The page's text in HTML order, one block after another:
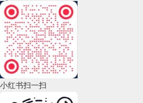
2022年12月(45)
2022年11月(69)
2022年10月(51)
2022年9月(135)
2022年8月(60)
小红书扫一扫